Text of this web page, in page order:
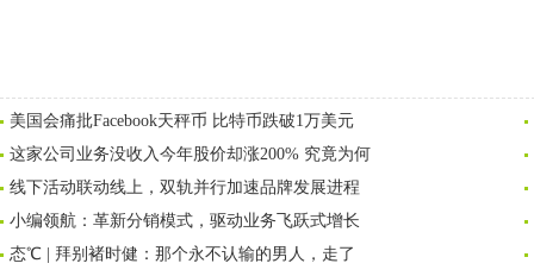
美国会痛批Facebook天秤币 比特币跌破1万美元
这家公司业务没收入今年股价却涨200% 究竟为何
线下活动联动线上，双轨并行加速品牌发展进程
小编领航：革新分销模式，驱动业务飞跃式增长
态℃ | 拜别褚时健：那个永不认输的男人，走了